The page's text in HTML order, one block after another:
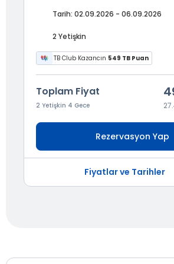
Tarih: 02.09.2026 - 06.09.2026
2 Yetişkin
TB Club Kazancın 549 TB Puan
Toplam Fiyat
2 Yetişkin 4 Gece
Rezervasyon Yap
Fiyatlar ve Tarihler